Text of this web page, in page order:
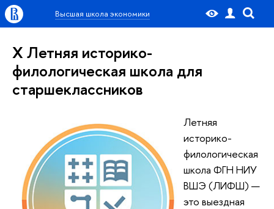
Высшая школа экономики
X Летняя историко-
филологическая школа для
старшеклассников
Летняя
историко-
филологическая
школа ФГН НИУ
ВШЭ (ЛИФШ) —
это выездная